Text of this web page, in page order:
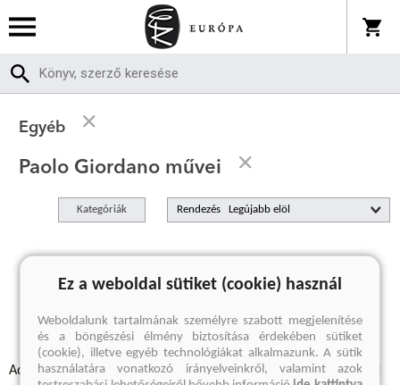
Egyéb
Paolo Giordano művei
Kategóriák Rendezés
A keresett kifejezésre nincs találat
Adatvédelmi szabályzatok Elállási felmondási nyilatkozat
Ez a weboldal sütiket (cookie) használ
Weboldalunk tartalmának személyre szabott megjelenítése
és a böngészési élmény biztosítása érdekében sütiket
(cookie), illetve egyéb technológiákat alkalmazunk. A sütik
használatára vonatkozó irányelveinkről, valamint azok